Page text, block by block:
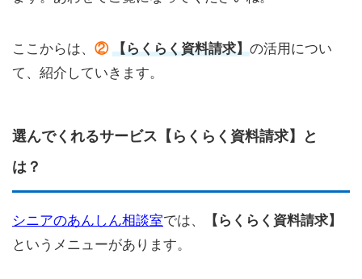
ここからは、 ② 【らくらく資料請求】の活用につい
て、紹介していきます。
選んでくれるサービス【らくらく資料請求】と
は？
シニアのあんしん相談室では、
【らくらく資料請求】
というメニューがあります。